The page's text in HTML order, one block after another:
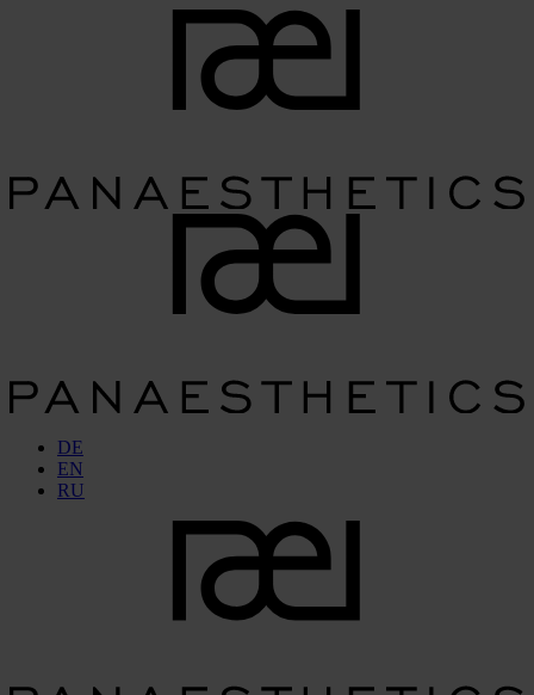
DE
EN
RU